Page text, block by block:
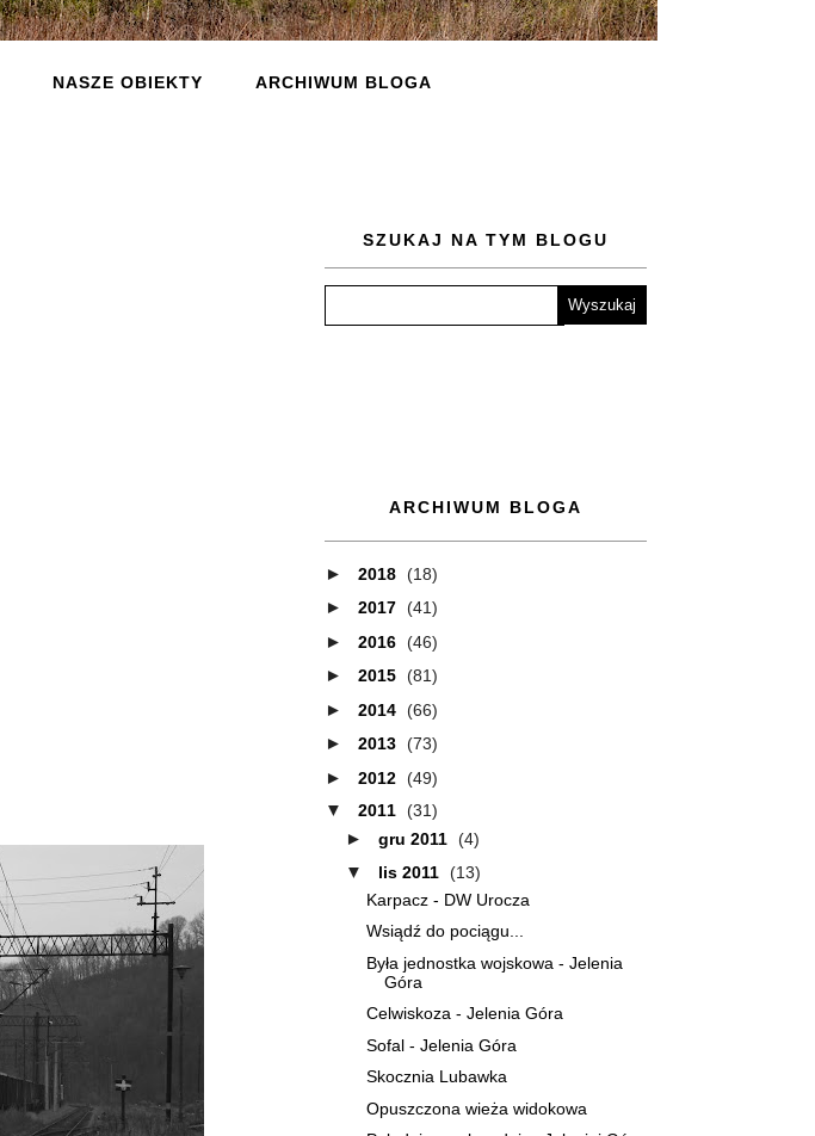
NASZE OBIEKTY ARCHIWUM BLOGA
SZUKAJ NA TYM BLOGU
ARCHIWUM BLOGA
► 2018 (18)
► 2017 (41)
► 2016 (46)
► 2015 (81)
► 2014 (66)
► 2013 (73)
► 2012 (49)
▼ 2011 (31)
► gru 2011 (4)
▼ lis 2011 (13)
Karpacz - DW Urocza
Wsiądź do pociągu...
Była jednostka wojskowa - Jelenia
Góra
Celwiskoza - Jelenia Góra
Sofal - Jelenia Góra
Skocznia Lubawka
Opuszczona wieża widokowa